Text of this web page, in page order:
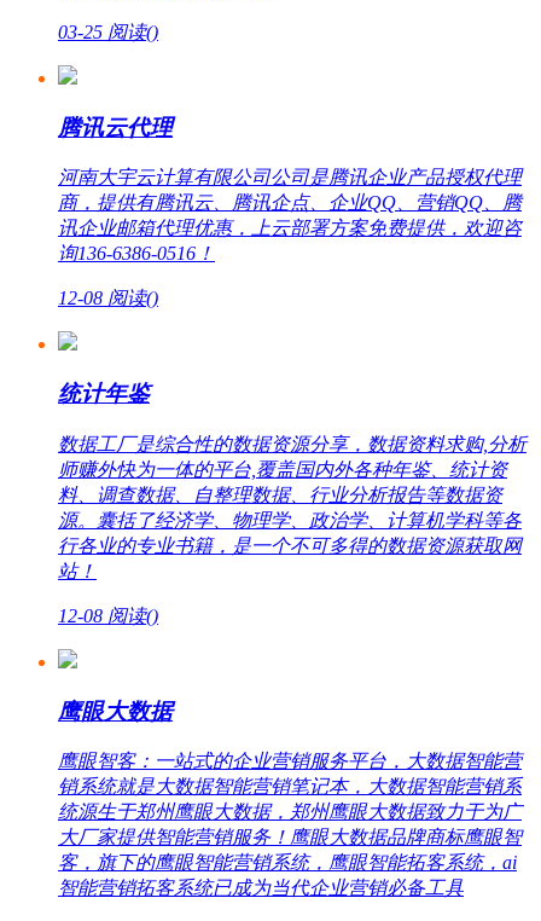
03-25 阅读()
腾讯云代理
河南大宇云计算有限公司公司是腾讯企业产品授权代理
商，提供有腾讯云、腾讯企点、企业QQ、营销QQ、腾
讯企业邮箱代理优惠，上云部署方案免费提供，欢迎咨
询136-6386-0516！
12-08 阅读()
统计年鉴
数据工厂是综合性的数据资源分享，数据资料求购,分析
师赚外快为一体的平台,覆盖国内外各种年鉴、统计资
料、调查数据、自整理数据、行业分析报告等数据资
源。囊括了经济学、物理学、政治学、计算机学科等各
行各业的专业书籍，是一个不可多得的数据资源获取网
站！
12-08 阅读()
鹰眼大数据
鹰眼智客：一站式的企业营销服务平台，大数据智能营
销系统就是大数据智能营销笔记本，大数据智能营销系
统源生于郑州鹰眼大数据，郑州鹰眼大数据致力于为广
大厂家提供智能营销服务！鹰眼大数据品牌商标鹰眼智
客，旗下的鹰眼智能营销系统，鹰眼智能拓客系统，ai
智能营销拓客系统已成为当代企业营销必备工具